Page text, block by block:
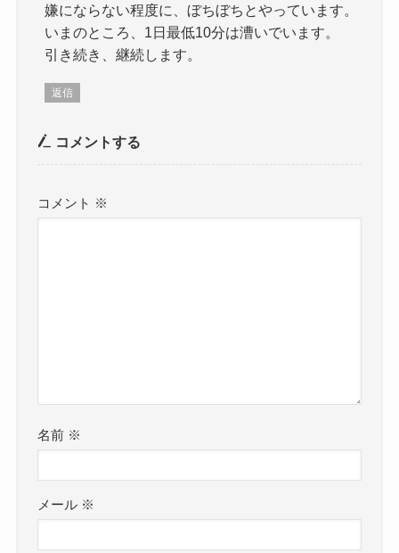
嫌にならない程度に、ぼちぼちとやっています。
いまのところ、1日最低10分は漕いでいます。
引き続き、継続します。
返信
コメントする
コメント ※
名前 ※
メール ※